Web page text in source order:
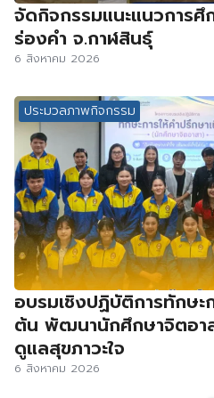
จัดกิจกรรมแนะแนวการ
ร่องคำ จ.กาฬสินธุ์
6 สิงหาคม 2026
ประมวลภาพกิจกรรม
อบรมเชิงปฏิบัติการทักษะ
ต้น พัฒนานักศึกษาจิตอาส
ดูแลสุขภาวะใจ
6 สิงหาคม 2026